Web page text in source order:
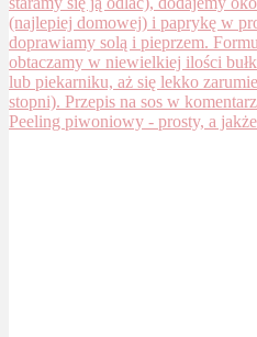
Peeling piwoniowy - prosty, a